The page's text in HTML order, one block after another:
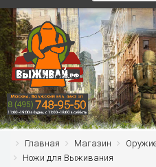
Главная Магазин
Ножи для Выживания